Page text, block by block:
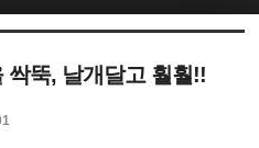
싹뚝, 날개달고 훨훨!!
케치북5